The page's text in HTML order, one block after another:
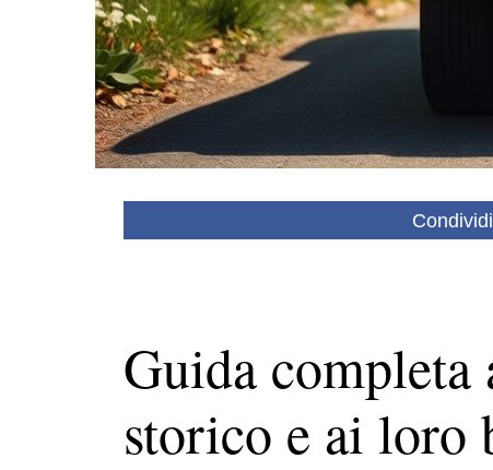
Guida completa
storico e ai loro